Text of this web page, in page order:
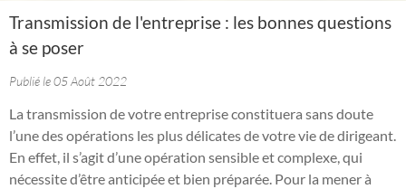
Transmission de l'entreprise : les bonnes questions
à se poser
Publié le 05 Août 2022
La transmission de votre entreprise constituera sans doute
l’une des opérations les plus délicates de votre vie de dirigeant.
En effet, il s’agit d’une opération sensible et complexe, qui
nécessite d’être anticipée et bien préparée. Pour la mener à